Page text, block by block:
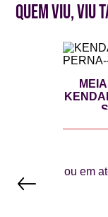
QUEM VIU, VIU
ou em